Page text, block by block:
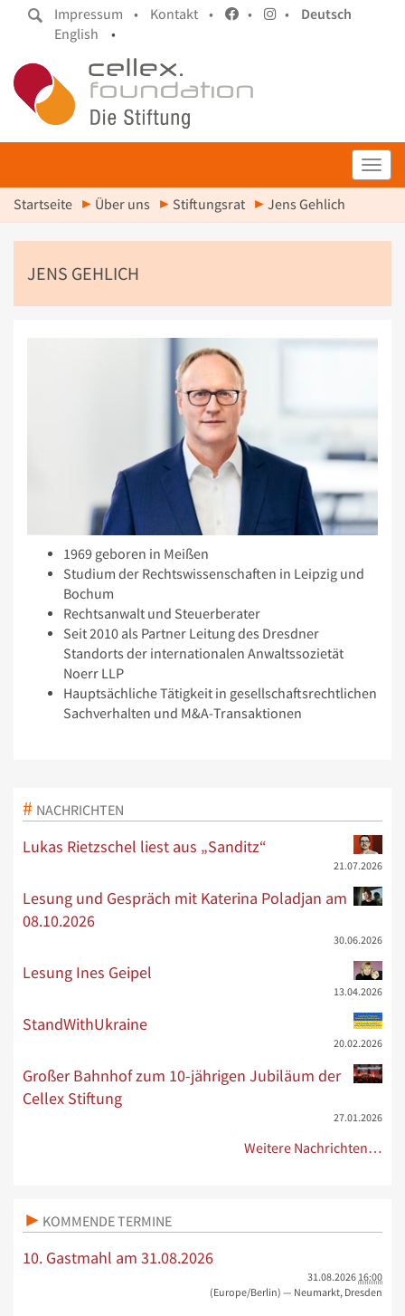
Impressum • Kontakt • • •
Deutsch
English
•
Startseite Über uns Stiftungsrat Jens Gehlich
JENS GEHLICH
1969 geboren in Meißen
Studium der Rechtswissenschaften in Leipzig und
Bochum
Rechtsanwalt und Steuerberater
Seit 2010 als Partner Leitung des Dresdner
Standorts der internationalen Anwaltssozietät
Noerr LLP
Hauptsächliche Tätigkeit in gesellschaftsrechtlichen
Sachverhalten und M&A-Transaktionen
NACHRICHTEN
Lukas Rietzschel liest aus „Sanditz“
21.07.2026
Lesung und Gespräch mit Katerina Poladjan am
08.10.2026
30.06.2026
Lesung Ines Geipel
13.04.2026
StandWithUkraine
20.02.2026
Großer Bahnhof zum 10-jährigen Jubiläum der
Cellex Stiftung
27.01.2026
Weitere Nachrichten…
KOMMENDE TERMINE
10. Gastmahl am 31.08.2026
31.08.2026 16:00
(Europe/Berlin) — Neumarkt, Dresden